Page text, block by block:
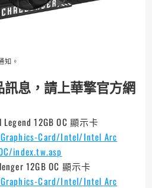
知。
息，請上華擎官方網
12GB OC 顯示卡
Card/Intel/Intel Arc
index.tw.asp
12GB OC 顯示卡
Card/Intel/Intel Arc